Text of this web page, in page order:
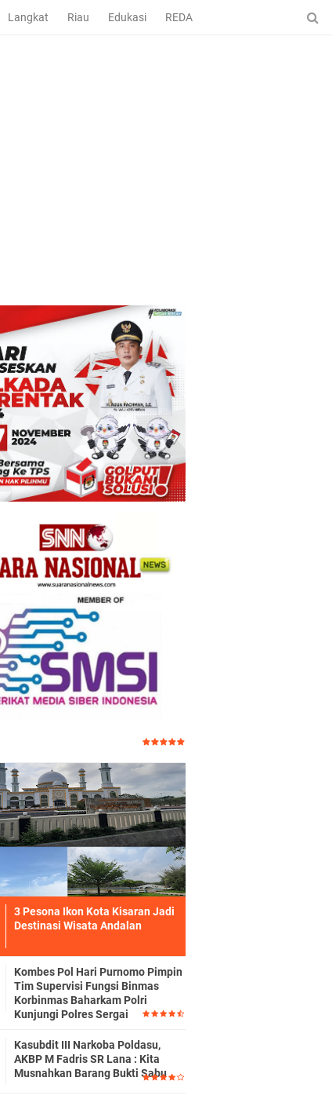
Langkat Riau Edukasi REDAKSI
3 Pesona Ikon Kota Kisaran Jadi
Destinasi Wisata Andalan
Kombes Pol Hari Purnomo Pimpin
Tim Supervisi Fungsi Binmas
Korbinmas Baharkam Polri
Kunjungi Polres Sergai
Kasubdit III Narkoba Poldasu,
AKBP M Fadris SR Lana : Kita
Musnahkan Barang Bukti Sabu